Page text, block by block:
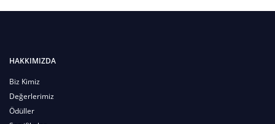
HAKKIMIZDA
Biz Kimiz
Değerlerimiz
Ödüller